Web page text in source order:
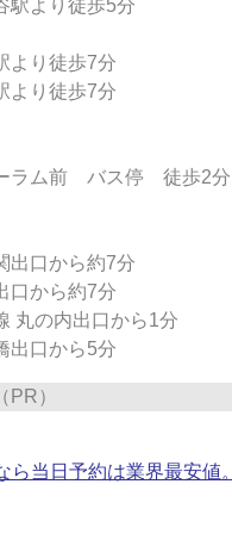
より徒歩5分
より徒歩7分
より徒歩7分
ラム前 バス停 徒歩2分
口から約7分
から約7分
丸の内出口から1分
口から5分
）
ら当日予約は業界最安値。